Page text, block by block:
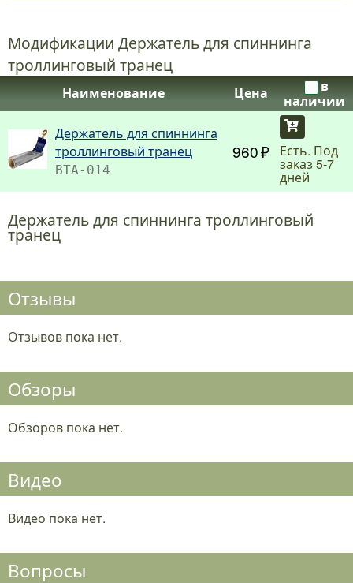
Модификации Держатель для спиннинга
троллинговый транец
Наименование Цена
в
наличии
Держатель для спиннинга
троллинговый транец
ВТА-014
960 Есть. Под
заказ 5-7
дней
Держатель для спиннинга троллинговый
транец
Отзывы
Отзывов пока нет.
Обзоры
Обзоров пока нет.
Видео
Видео пока нет.
Вопросы